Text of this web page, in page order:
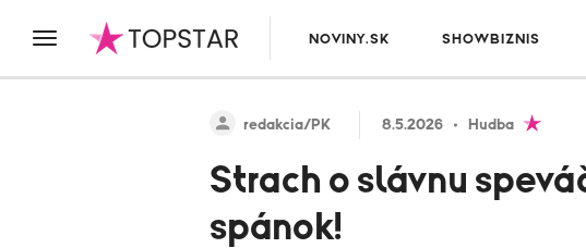
NOVINY.SK SHOWBIZNIS
redakcia/PK 8.5.2026 Hudba
Strach o slávnu
spánok!